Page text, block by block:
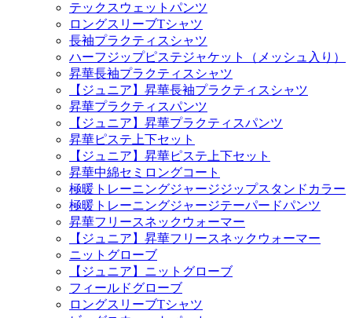
テックスウェットパンツ
ロングスリーブTシャツ
長袖プラクティスシャツ
ハーフジップピステジャケット（メッシュ入り）
昇華長袖プラクティスシャツ
【ジュニア】昇華長袖プラクティスシャツ
昇華プラクティスパンツ
【ジュニア】昇華プラクティスパンツ
昇華ピステ上下セット
【ジュニア】昇華ピステ上下セット
昇華中綿セミロングコート
極暖トレーニングジャージジップスタンドカラー
極暖トレーニングジャージテーパードパンツ
昇華フリースネックウォーマー
【ジュニア】昇華フリースネックウォーマー
ニットグローブ
【ジュニア】ニットグローブ
フィールドグローブ
ロングスリーブTシャツ